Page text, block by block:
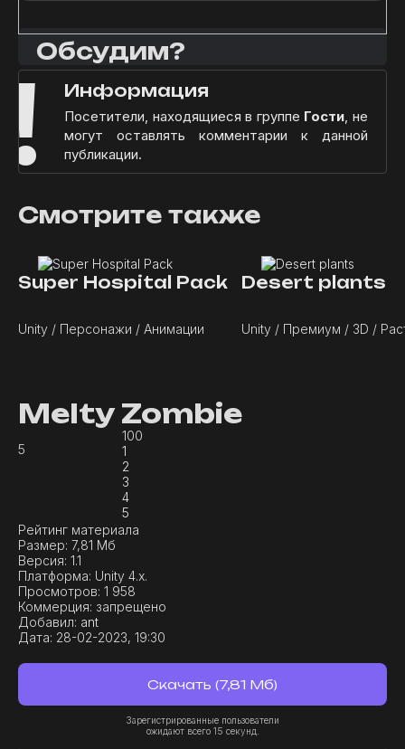
Обсудим?
! Информация
Посетители, находящиеся в группе Гости, не
могут оставлять комментарии к данной
публикации.
Смотрите также
Super Hospital Pack
Unity / Персонажи / Анимации
Desert plants
Melty Zombie
5
100
1
2
3
4
5
Рейтинг материала
Размер: 7,81 Мб
Версия: 1.1
Платформа: Unity 4.x.
Просмотров: 1 958
Коммерция: запрещено
Добавил: ant
Дата: 28-02-2023, 19:30
Скачать (7,81 Мб)
Зарегистрированные пользователи
ожидают всего 15 секунд.